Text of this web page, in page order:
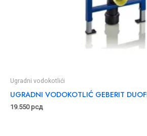
Ugradni vodokotlići
UGRADNI VODOKOTLIĆ GEBERIT
19.550рсд